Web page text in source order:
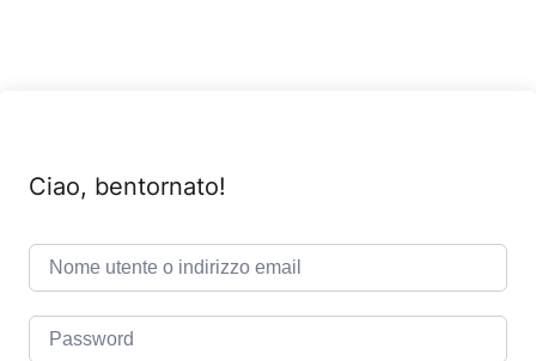
Ciao, bentornato!